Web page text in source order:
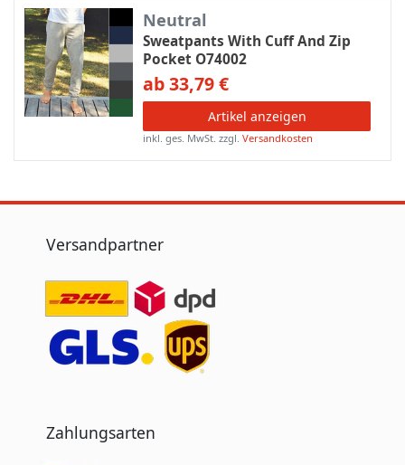
Neutral
Sweatpants With Cuff And Zip
Pocket O74002
ab 33,79 €
Artikel anzeigen
inkl. ges. MwSt. zzgl.Versandkosten
Versandpartner
Zahlungsarten